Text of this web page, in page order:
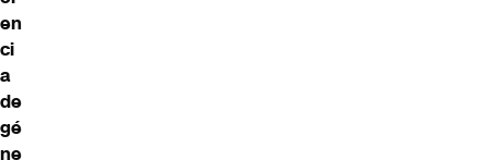
en
ci
a
de
gé
ne